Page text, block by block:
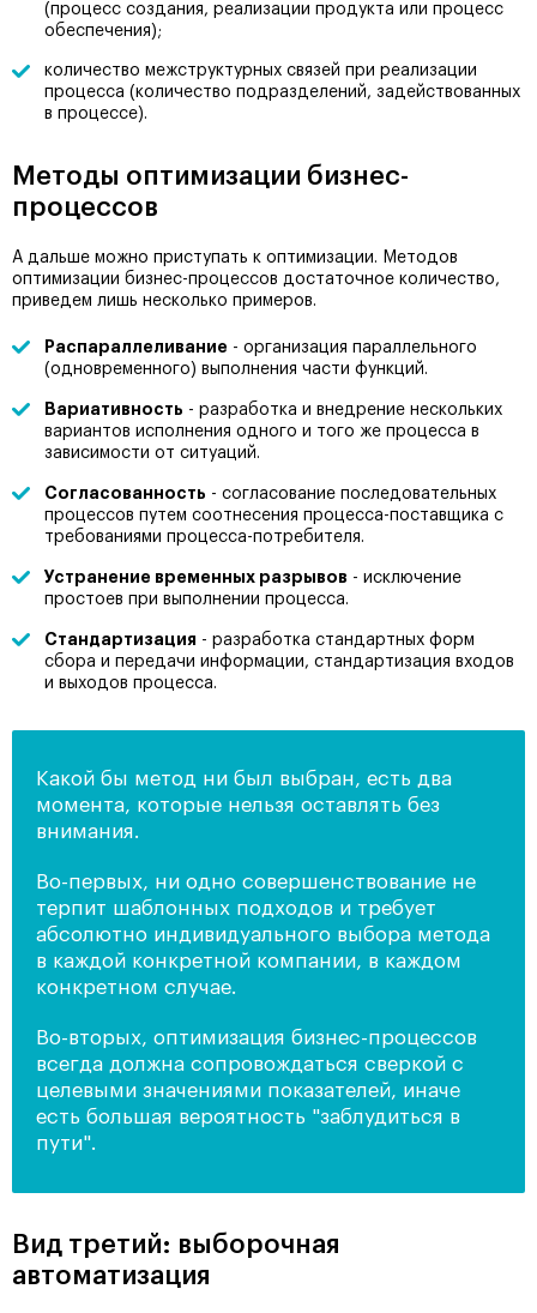
(процесс создания, реализации продукта или процесс
обеспечения);
количество межструктурных связей при реализации
процесса (количество подразделений, задействованных
в процессе).
Методы оптимизации бизнес-
процессов
А дальше можно приступать к оптимизации. Методов
оптимизации бизнес-процессов достаточное количество,
приведем лишь несколько примеров.
Распараллеливание - организация параллельного
(одновременного) выполнения части функций.
Вариативность - разработка и внедрение нескольких
вариантов исполнения одного и того же процесса в
зависимости от ситуаций.
Согласованность - согласование последовательных
процессов путем соотнесения процесса-поставщика с
требованиями процесса-потребителя.
Устранение временных разрывов - исключение
простоев при выполнении процесса.
Стандартизация - разработка стандартных форм
сбора и передачи информации, стандартизация входов
и выходов процесса.
Какой бы метод ни был выбран, есть два
момента, которые нельзя оставлять без
внимания.
Во-первых, ни одно совершенствование не
терпит шаблонных подходов и требует
абсолютно индивидуального выбора метода
в каждой конкретной компании, в каждом
конкретном случае.
Во-вторых, оптимизация бизнес-процессов
всегда должна сопровождаться сверкой с
целевыми значениями показателей, иначе
есть большая вероятность "заблудиться в
пути".
Вид третий: выборочная
автоматизация